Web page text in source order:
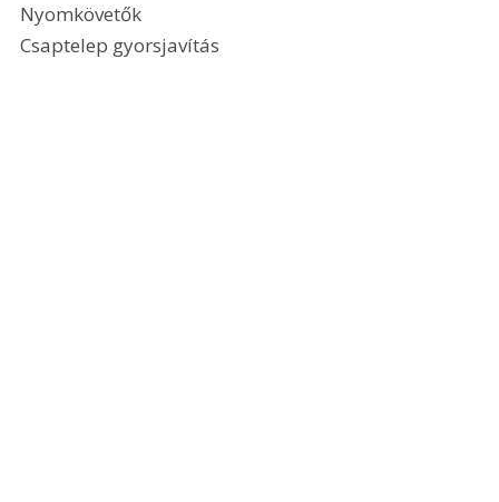
Nyomkövetők
Csaptelep gyorsjavítás